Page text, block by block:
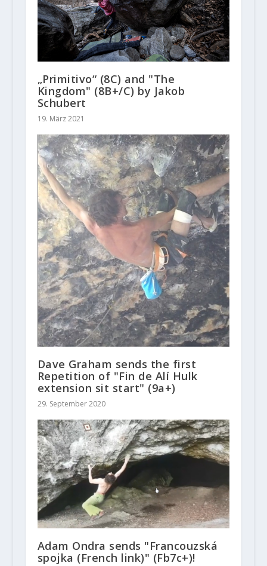
„Primitivo“ (8C) and "The
Kingdom" (8B+/C) by Jakob
Schubert
19. März 2021
Dave Graham sends the first
Repetition of "Fin de Alí Hulk
extension sit start" (9a+)
29. September 2020
Adam Ondra sends "Francouzská
spojka (French link)" (Fb7c+)!